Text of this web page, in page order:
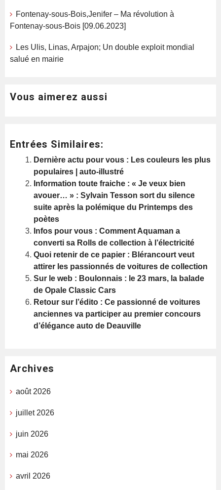
Fontenay-sous-Bois,Jenifer – Ma révolution à
Fontenay-sous-Bois [09.06.2023]
Les Ulis, Linas, Arpajon; Un double exploit mondial
salué en mairie
Vous aimerez aussi
Entrées Similaires:
Dernière actu pour vous : Les couleurs les plus
populaires | auto-illustré
Information toute fraiche : « Je veux bien
avouer… » : Sylvain Tesson sort du silence
suite après la polémique du Printemps des
poètes
Infos pour vous : Comment Aquaman a
converti sa Rolls de collection à l’électricité
Quoi retenir de ce papier : Blérancourt veut
attirer les passionnés de voitures de collection
Sur le web : Boulonnais : le 23 mars, la balade
de Opale Classic Cars
Retour sur l’édito : Ce passionné de voitures
anciennes va participer au premier concours
d’élégance auto de Deauville
Archives
août 2026
juillet 2026
juin 2026
mai 2026
avril 2026